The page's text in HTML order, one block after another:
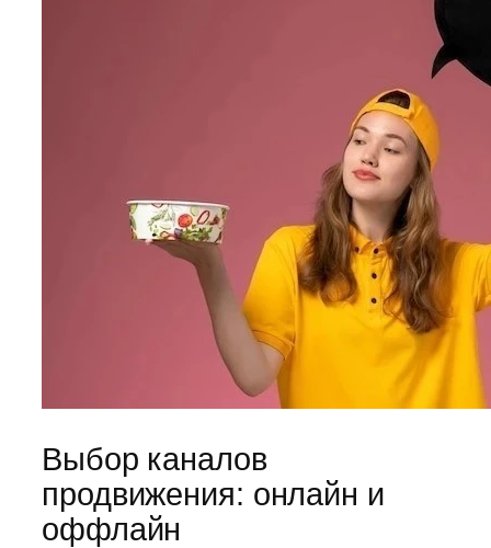
Выбор каналов
продвижения: онлайн и
оффлайн